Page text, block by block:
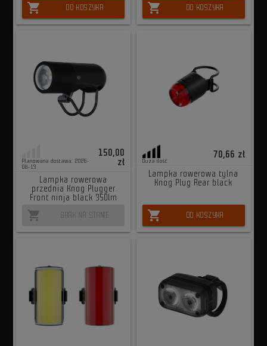
shopping_cart DO KOSZYKA shopping_cart DO KOSZYKA
Planowana dostawa: 2026-
08-13
150,00
zł
Lampka rowerowa
przednia Knog Plugger
Front ninja black 350lm
shopping_cart BRAK NA STANIE
Duża ilość
70,66 zł
Lampka rowerowa tylna
Knog Plug Rear black
shopping_cart DO KOSZYKA